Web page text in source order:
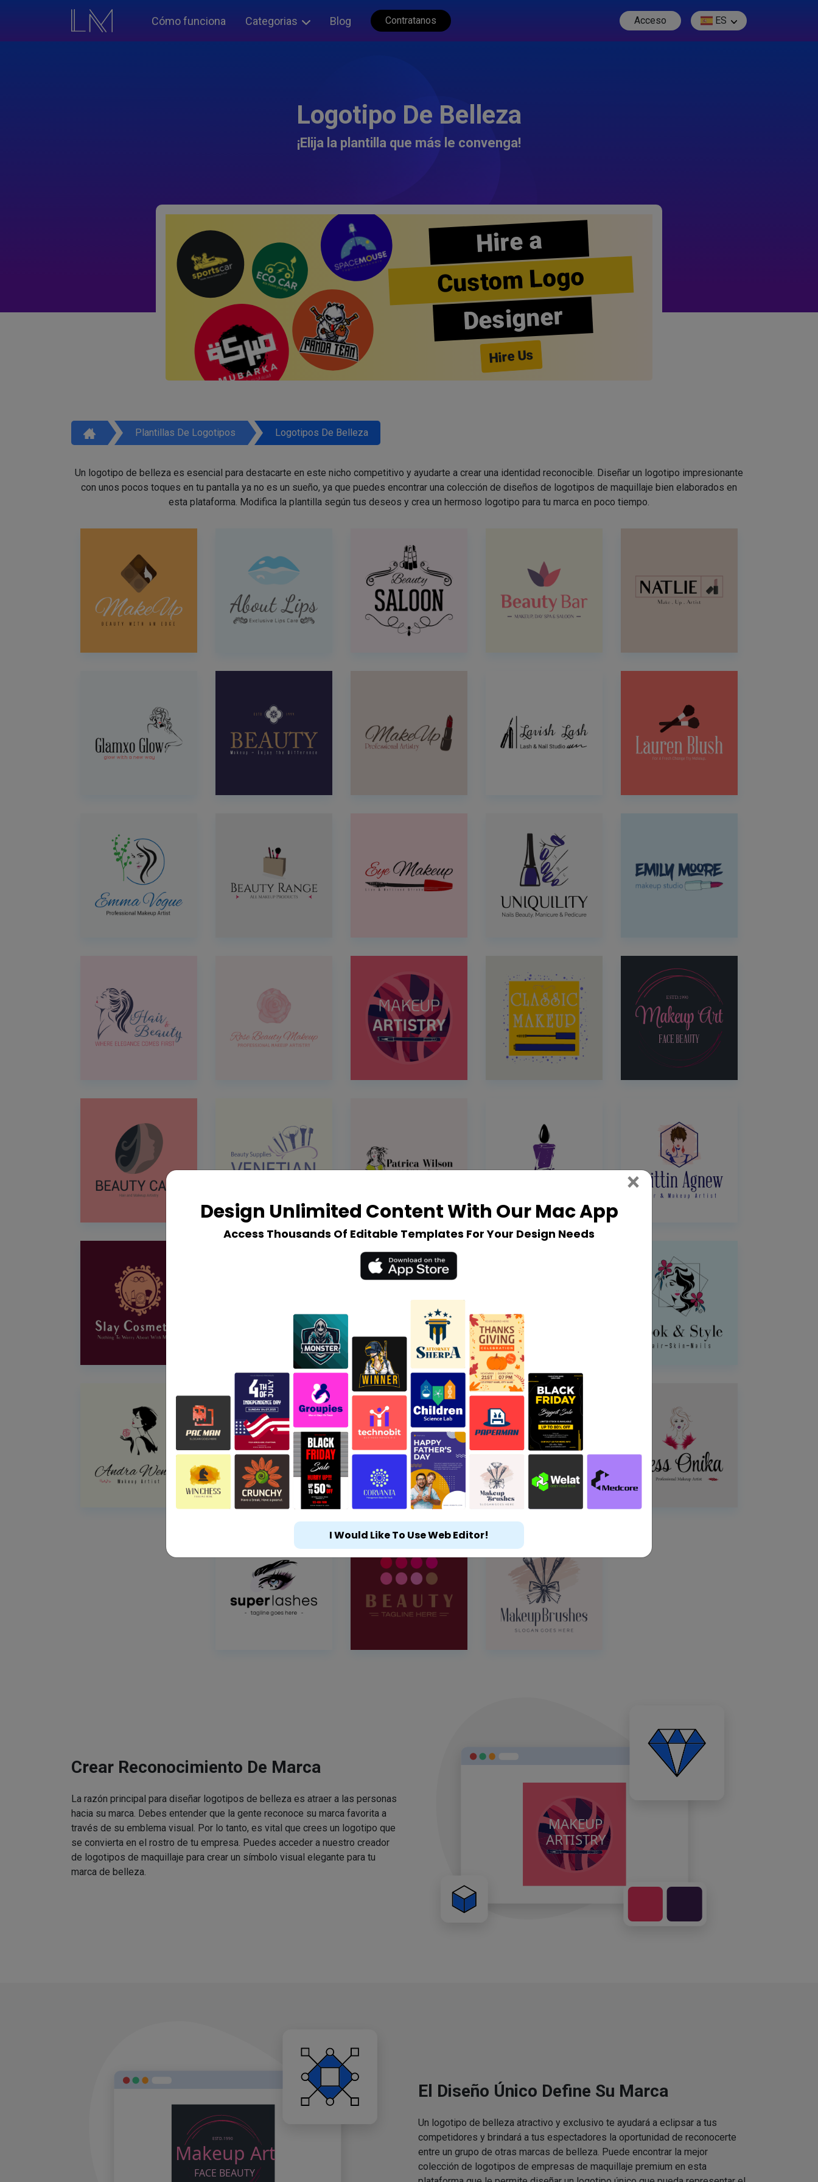
Cómo funciona Categorias Blog Contratanos Acceso ES
Logotipo De Belleza
¡Elija la plantilla que más le convenga!
Hire a
Custom Logo
Designer
Hire Us
Plantillas De Logotipos Logotipos De Belleza
Un logotipo de belleza es esencial para destacarte en este nicho competitivo y ayudarte a crear una identidad reconocible. Diseñar un logotipo impresionante
con unos pocos toques en tu pantalla ya no es un sueño, ya que puedes encontrar una colección de diseños de logotipos de maquillaje bien elaborados en
esta plataforma. Modifica la plantilla según tus deseos y crea un hermoso logotipo para tu marca en poco tiempo.
Crear Reconocimiento De Marca
La razón principal para diseñar logotipos de belleza es atraer a las personas
hacia su marca. Debes entender que la gente reconoce su marca favorita a
través de su emblema visual. Por lo tanto, es vital que crees un logotipo que
se convierta en el rostro de tu empresa. Puedes acceder a nuestro creador
de logotipos de maquillaje para crear un símbolo visual elegante para tu
marca de belleza.
El Diseño Único Define Su Marca
Un logotipo de belleza atractivo y exclusivo te ayudará a eclipsar a tus
competidores y brindará a tus espectadores la oportunidad de reconocerte
entre un grupo de otras marcas de belleza. Puede encontrar la mejor
colección de logotipos de empresas de maquillaje premium en esta
Design Unlimited Content With Our Mac App
Access Thousands Of Editable Templates For Your Design Needs
× Close
I Would Like To Use Web Editor!